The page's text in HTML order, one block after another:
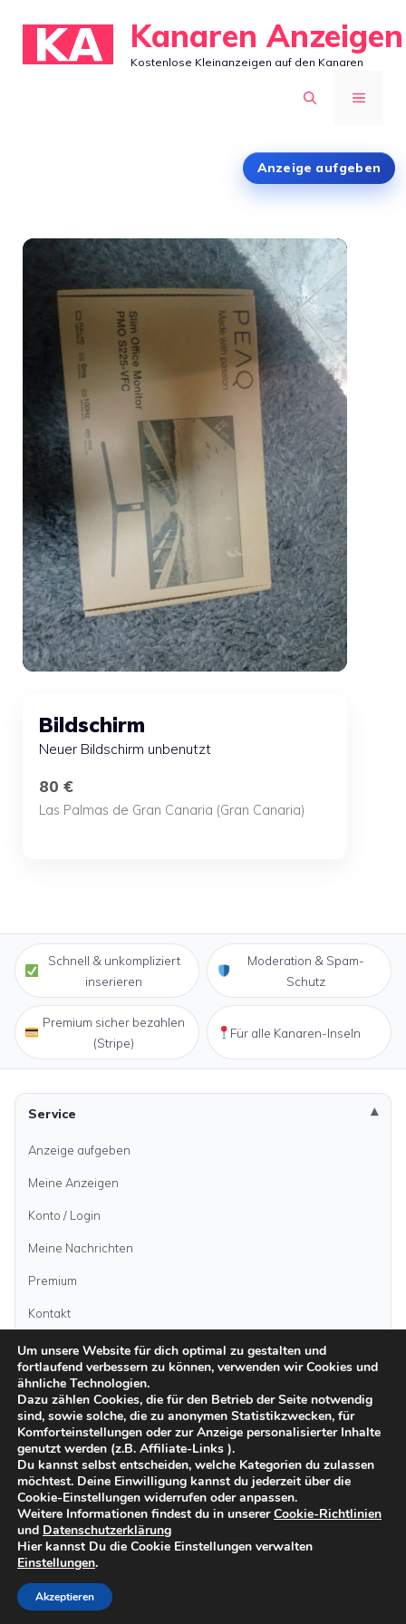
Inhalt
springen
Kanaren Anzeigen
Kostenlose Kleinanzeigen auf den Kanaren
MENÜ
Anzeige aufgeben
Bildschirm
Neuer Bildschirm unbenutzt
80 €
Las Palmas de Gran Canaria (Gran Canaria)
Schnell & unkompliziert
inserieren
Moderation & Spam-
Schutz
Premium sicher bezahlen
(Stripe)
Für alle Kanaren-Inseln
Service
Anzeige aufgeben
Meine Anzeigen
Konto / Login
Meine Nachrichten
Premium
Kontakt
Anzeige aufgeben
Kategorien
Inseln
ImpressumDatenschutzAGB Sicher inserierenModerationsrichtlinien
Um unsere Website für dich optimal zu gestalten und
fortlaufend verbessern zu können, verwenden wir Cookies und
ähnliche Technologien.
Dazu zählen Cookies, die für den Betrieb der Seite notwendig
sind, sowie solche, die zu anonymen Statistikzwecken, für
Komforteinstellungen oder zur Anzeige personalisierter Inhalte
genutzt werden (z.B. Affiliate-Links ).
Du kannst selbst entscheiden, welche Kategorien du zulassen
möchtest. Deine Einwilligung kannst du jederzeit über die
Cookie-Einstellungen widerrufen oder anpassen.
Weitere Informationen findest du in unsererCookie-Richtlinien
und Datenschutzerklärung
Hier kannst Du die Cookie Einstellungen verwalten
Einstellungen.
Akzeptieren